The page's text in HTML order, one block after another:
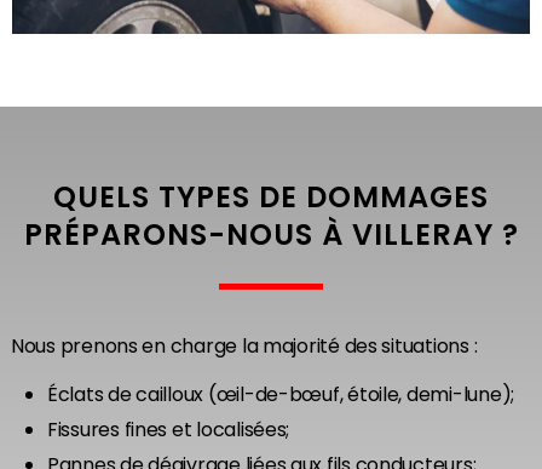
QUELS TYPES DE DOMMAGES
PRÉPARONS-NOUS À VILLERAY ?
Nous prenons en charge la majorité des situations :
Éclats de cailloux (œil-de-bœuf, étoile, demi-lune);
Fissures fines et localisées;